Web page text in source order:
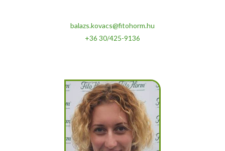
balazs.kovacs@fitohorm.hu
+36 30/425-9136